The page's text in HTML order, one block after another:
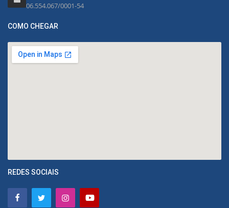
06.554.067/0001-54
COMO CHEGAR
REDES SOCIAIS